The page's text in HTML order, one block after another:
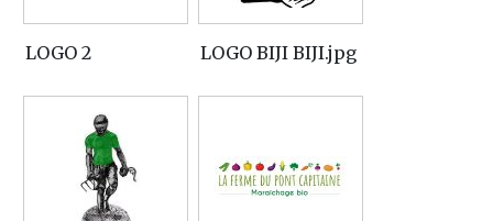
LOGO 2 LOGO BIJI BIJI.jpg